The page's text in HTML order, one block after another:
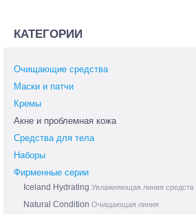
КАТЕГОРИИ
Очищающие средства
Маски и патчи
Кремы
Акне и проблемная кожа
Средства для тела
Наборы
Фирменные серии
Iceland Hydrating Увлажняющая линия средств
Natural Condition Очищающая линия